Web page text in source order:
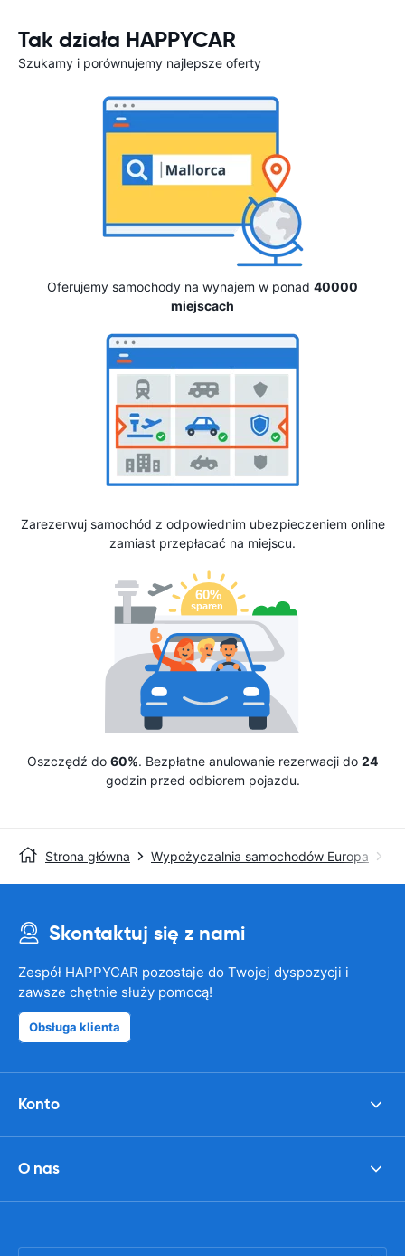
Tak działa HAPPYCAR
Szukamy i porównujemy najlepsze oferty
Oferujemy samochody na wynajem w ponad 40000
miejscach
Zarezerwuj samochód z odpowiednim ubezpieczeniem online
zamiast przepłacać na miejscu.
Oszczędź do 60%. Bezpłatne anulowanie rezerwacji do 24
godzin przed odbiorem pojazdu.
Strona główna Wypożyczalnia samochodów Europa
Skontaktuj się z nami
Zespół HAPPYCAR pozostaje do Twojej dyspozycji i
zawsze chętnie służy pomocą!
Obsługa klienta
Konto
O nas